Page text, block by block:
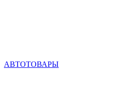
АВТОТОВАРЫ